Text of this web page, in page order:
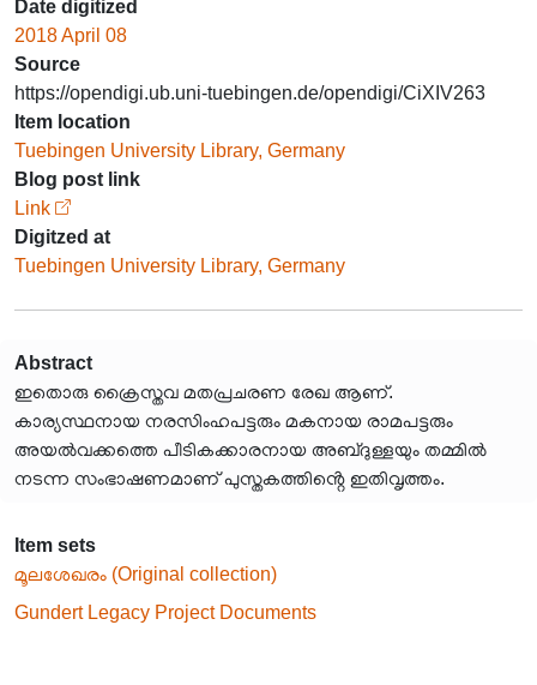
Date digitized
2018 April 08
Source
https://opendigi.ub.uni-tuebingen.de/opendigi/CiXIV263
Item location
Tuebingen University Library, Germany
Blog post link
Link
Digitzed at
Tuebingen University Library, Germany
Abstract
ഇതൊരു ക്രൈസ്തവ മതപ്രചരണ രേഖ ആണ്.
കാര്യസ്ഥനായ നരസിംഹപട്ടരും മകനായ രാമപട്ടരും
അയൽവക്കത്തെ പീടികക്കാരനായ അബ്ദുള്ളയും തമ്മിൽ
നടന്ന സംഭാഷണമാണ് പുസ്തകത്തിൻ്റെ ഇതിവൃത്തം.
Item sets
മൂലശേഖരം (Original collection)
Gundert Legacy Project Documents